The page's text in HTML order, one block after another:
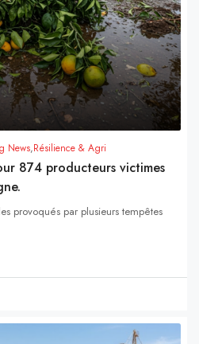
News,Résilience & Agri
874 producteurs victimes
provoqués par plusieurs tempêtes